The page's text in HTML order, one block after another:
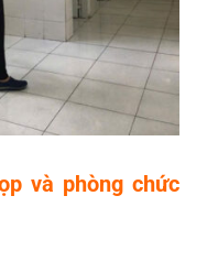
và phòng chức